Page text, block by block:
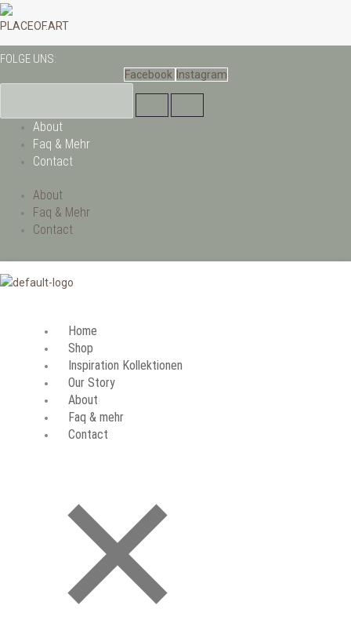
Zum
Inhalt
PLACEOF.ART
FOLGE UNS:
Facebook Instagram
About
Faq & Mehr
Contact
About
Faq & Mehr
Contact
Home
Shop
Inspiration Kollektionen
Our Story
About
Faq & mehr
Contact